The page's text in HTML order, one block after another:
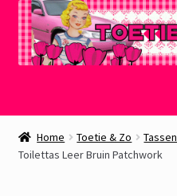
naar
navigatie
de
inhoud
Welkom
Home Toetie & Zo Tassen
Toilettas Leer Bruin Patchwork